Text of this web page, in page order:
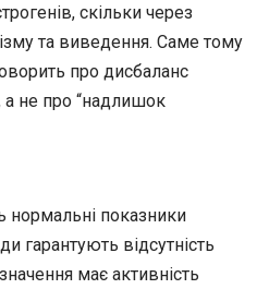
скільки через
та виведення. Саме тому
про дисбаланс
а не про “надлишок
нормальні показники
гарантують відсутність
має активність